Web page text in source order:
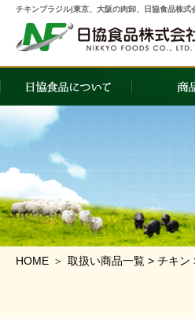
チキンブラジル|東京、大阪の肉卸、日協食品株式
HOME ＞ 取扱い商品一覧 > チキン